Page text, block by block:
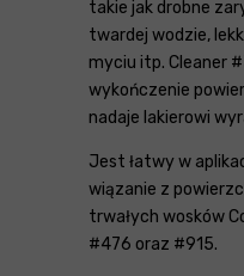
takie jak drobne
twardej wodzie,
myciu itp. Cleaner
wykończenie
nadaje lakierowi
Jest łatwy w
wiązanie z
trwałych wosków
#476 oraz #915.